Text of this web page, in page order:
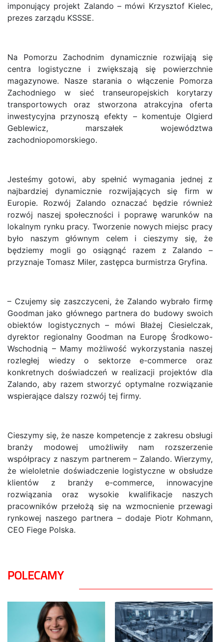
imponujący projekt Zalando – mówi Krzysztof Kielec,
prezes zarządu KSSSE.
Na Pomorzu Zachodnim dynamicznie rozwijają się
centra logistyczne i zwiększają się powierzchnie
magazynowe. Nasze starania o włączenie Pomorza
Zachodniego w sieć transeuropejskich korytarzy
transportowych oraz stworzona atrakcyjna oferta
inwestycyjna przynoszą efekty – komentuje Olgierd
Geblewicz, marszałek województwa
zachodniopomorskiego.
Jesteśmy gotowi, aby spełnić wymagania jednej z
najbardziej dynamicznie rozwijających się firm w
Europie. Rozwój Zalando oznaczać będzie również
rozwój naszej społeczności i poprawę warunków na
lokalnym rynku pracy. Tworzenie nowych miejsc pracy
było naszym głównym celem i cieszymy się, że
będziemy mogli go osiągnąć razem z Zalando –
przyznaje Tomasz Miler, zastępca burmistrza Gryfina.
– Czujemy się zaszczyceni, że Zalando wybrało firmę
Goodman jako głównego partnera do budowy swoich
obiektów logistycznych – mówi Błażej Ciesielczak,
dyrektor regionalny Goodman na Europę Środkowo-
Wschodnią – Mamy możliwość wykorzystania naszej
rozległej wiedzy o sektorze e-commerce oraz
konkretnych doświadczeń w realizacji projektów dla
Zalando, aby razem stworzyć optymalne rozwiązanie
wspierające dalszy rozwój tej firmy.
Cieszymy się, że nasze kompetencje z zakresu obsługi
branży modowej umożliwiły nam rozszerzenie
współpracy z naszym partnerem – Zalando. Wierzymy,
że wieloletnie doświadczenie logistyczne w obsłudze
klientów z branży e-commerce, innowacyjne
rozwiązania oraz wysokie kwalifikacje naszych
pracowników przełożą się na wzmocnienie przewagi
rynkowej naszego partnera – dodaje Piotr Kohmann,
CEO Fiege Polska.
POLECAMY